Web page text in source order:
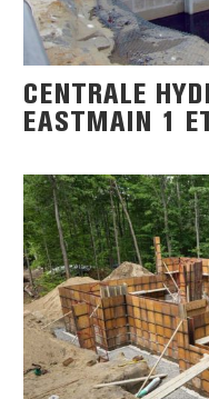
CENTRALE
EASTMAIN 1